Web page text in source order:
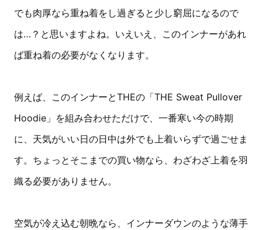
でも肉厚なら重ね着をし過ぎると少し窮屈になるので
は…？と思いますよね。いえいえ、このインナーがあれ
ば重ね着の必要がなくなります。
例えば、このインナーとTHEの「THE Sweat Pullover
Hoodie」を組み合わせただけで、一番寒い今の時期
に、天気がいい日の日中は外でも上着いらずで過ごせま
す。ちょっとそこまでの買い物なら、わざわざ上着を羽
織る必要がありません。
空気が冷え込む朝晩なら、インナーダウンのような薄手